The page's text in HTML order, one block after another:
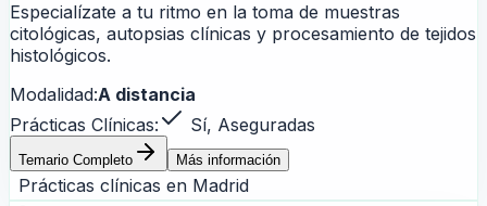
Especialízate a tu ritmo en la toma de muestras
citológicas, autopsias clínicas y procesamiento de tejidos
histológicos.
Modalidad:A distancia
Prácticas Clínicas:
Sí, Aseguradas
Temario Completo Más información
Prácticas clínicas en Madrid